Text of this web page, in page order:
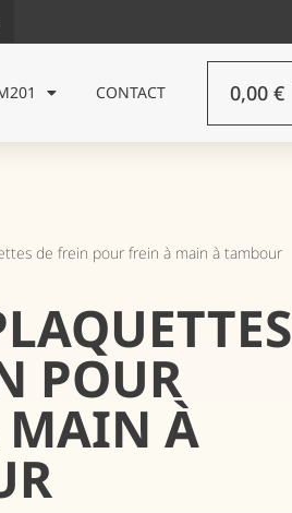
CONTACT 0,00 €
de frein pour frein à main à tambour
POUR
MAIN À